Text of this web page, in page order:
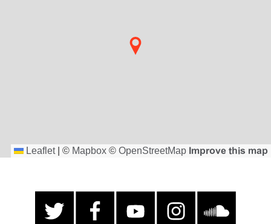
Leaflet © Mapbox © OpenStreetMap Improve this map